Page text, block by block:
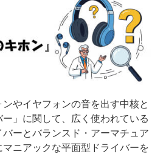
やイヤフォンの音を出す中核と
」に関して、広く使われている
ーとバランスド・アーマチュア
ニアックな平面型ドライバーを